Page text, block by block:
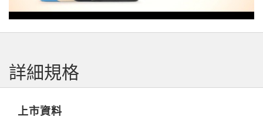
詳細規格
上市資料